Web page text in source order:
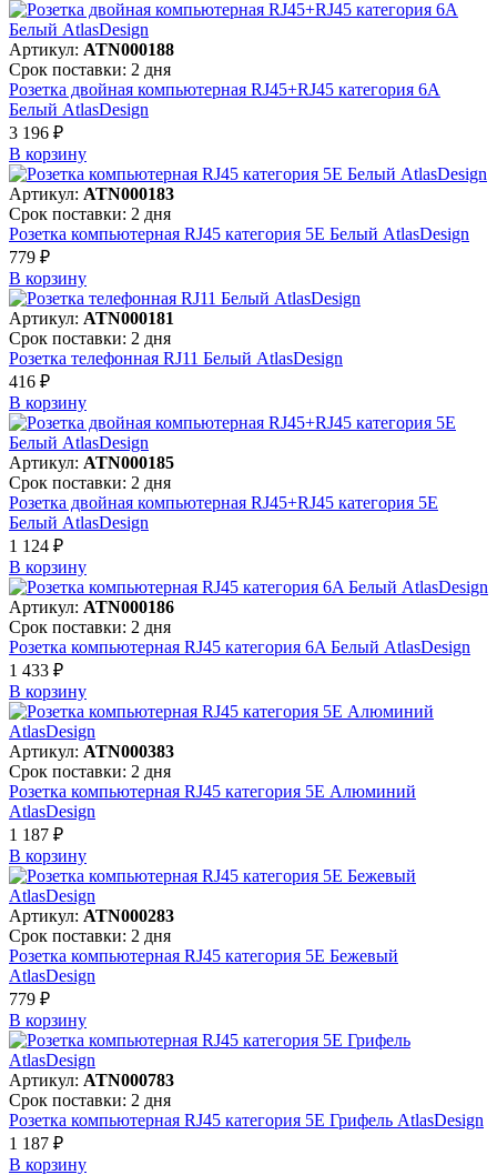
Артикул: ATN000188
Срок поставки: 2 дня
Розетка двойная компьютерная RJ45+RJ45 категория 6А
Белый AtlasDesign
3 196 ₽
В корзинy
Артикул: ATN000183
Срок поставки: 2 дня
Розетка компьютерная RJ45 категория 5Е Белый AtlasDesign
779 ₽
В корзинy
Артикул: ATN000181
Срок поставки: 2 дня
Розетка телефонная RJ11 Белый AtlasDesign
416 ₽
В корзинy
Артикул: ATN000185
Срок поставки: 2 дня
Розетка двойная компьютерная RJ45+RJ45 категория 5Е
Белый AtlasDesign
1 124 ₽
В корзинy
Артикул: ATN000186
Срок поставки: 2 дня
Розетка компьютерная RJ45 категория 6A Белый AtlasDesign
1 433 ₽
В корзинy
Артикул: ATN000383
Срок поставки: 2 дня
Розетка компьютерная RJ45 категория 5Е Алюминий
AtlasDesign
1 187 ₽
В корзинy
Артикул: ATN000283
Срок поставки: 2 дня
Розетка компьютерная RJ45 категория 5Е Бежевый
AtlasDesign
779 ₽
В корзинy
Артикул: ATN000783
Срок поставки: 2 дня
Розетка компьютерная RJ45 категория 5Е Грифель AtlasDesign
1 187 ₽
В корзинy